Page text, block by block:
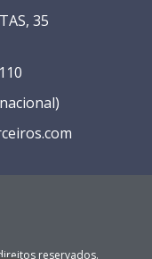
35
reservados.